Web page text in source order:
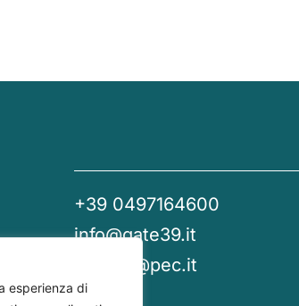
esperienza di
+39 0497164600
info@gate39.it
gate39@pec.it